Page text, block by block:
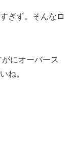
ぎず。そんなロ
にオーバース
ね。